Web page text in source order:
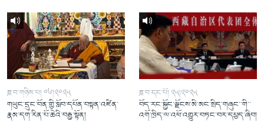
ཟླ་བ་གཉིས་པ། ༠༦།༢༠༢༥
གཡུང་དྲུང་བོན་གྱི་སློབ་དཔོན་བསྟན་འཛིན་
རྣམ་དག་རིན་པོ་ཆེའི་བརྒྱ་སྟོན།
ཟླ་བ་དང་པོ། ༢༥།༢༠༢༥
བོད་རང་སྐྱོང་ལྗོངས་མི་མང་སྲིད་གཞུང་་གི་་
འགོ་ཁྲིད་ལ་འཕོ་འགྱུར་བཏང་བར་དཔྱད་ཞིབ།